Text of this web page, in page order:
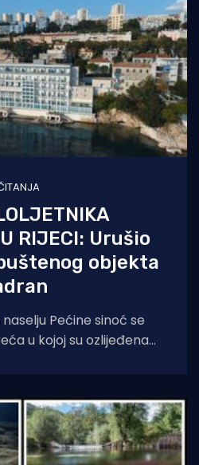
RIJECI: Urušio
objekta
Pećine sinoć se
u kojoj su ozlijeđena